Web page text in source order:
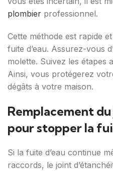
plombier professionnel.
Cette méthode est rapide
fuite d’eau. Assurez-vous
molette. Suivez les étapes
Ainsi, vous protégerez
dégâts à votre maison.
Remplacement
pour stopper la
Si la fuite d’eau continue
raccords, le joint